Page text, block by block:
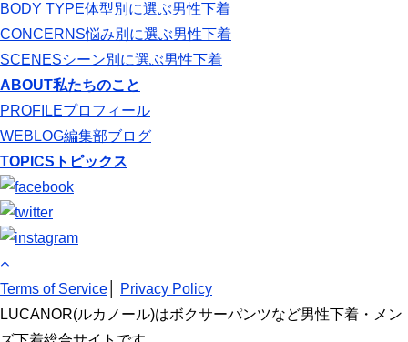
BODY TYPE体型別に選ぶ男性下着
CONCERNS悩み別に選ぶ男性下着
SCENESシーン別に選ぶ男性下着
ABOUT私たちのこと
PROFILEプロフィール
WEBLOG編集部ブログ
TOPICS トピックス
Terms of Service
Privacy Policy
LUCANOR(ルカノール)はボクサーパンツなど男性下着・メン